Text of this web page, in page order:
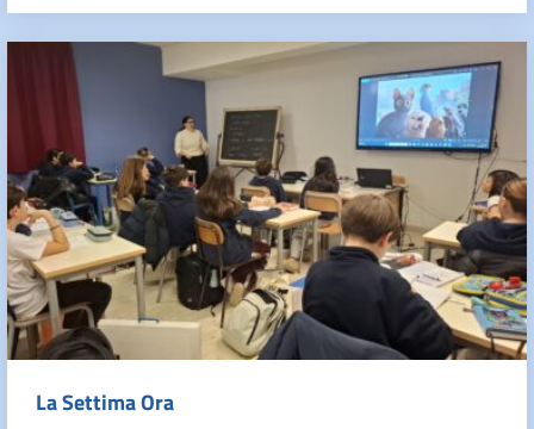
La Settima Ora